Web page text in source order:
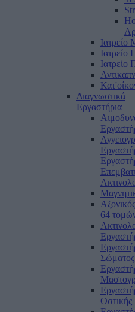
Ιατρείο
Ιατρείο
Ιατρείο
Διαγνωστικά
Εργαστήρια
64
Σώματος
Οστικής